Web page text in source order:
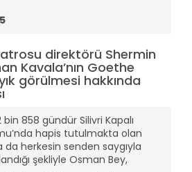
direktörü Shermin
Kavala’nın Goethe
görülmesi hakkında
858 gündür Silivri Kapalı
hapis tutulmakta olan
da herkesin senden saygıyla
şekliyle Osman Bey,